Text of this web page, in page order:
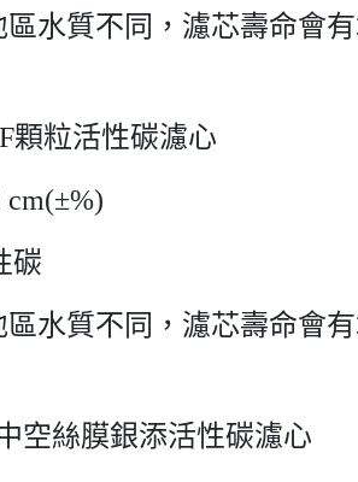
水質不同，濾芯壽命會
顆粒活性碳濾心
碳
水質不同，濾芯壽命會
空絲膜銀添活性碳濾心